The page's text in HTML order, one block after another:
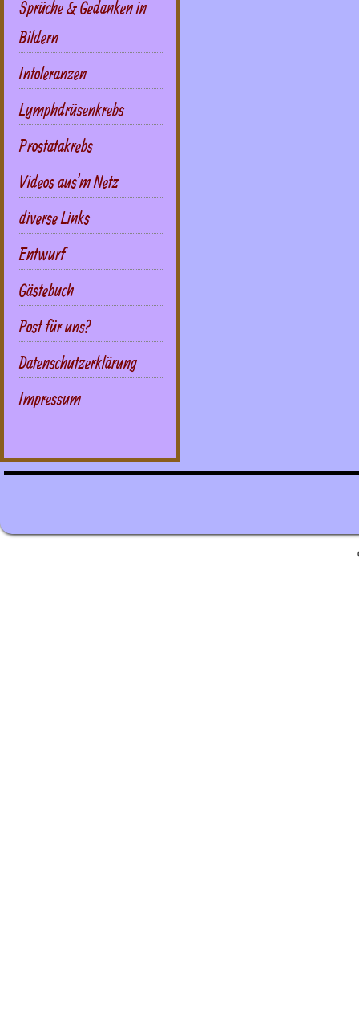
Sprüche & Gedanken in
Bildern
Intoleranzen
Lymphdrüsenkrebs
Prostatakrebs
Videos aus'm Netz
diverse Links
Entwurf
Gästebuch
Post für uns?
Datenschutzerklärung
Impressum